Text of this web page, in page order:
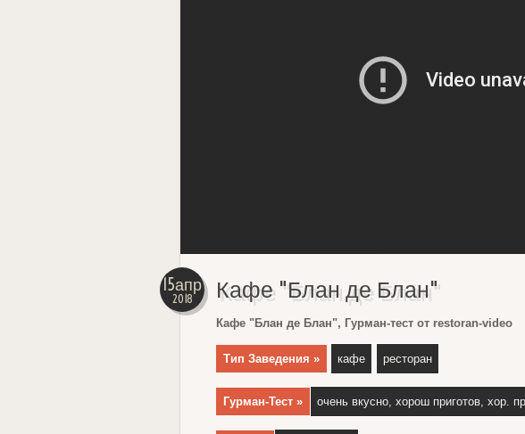
15апр
2018 Кафе "Блан де Блан"
Кафе "Блан де Блан", Гурман-тест от restoran-video
Тип Заведения » кафе ресторан
Гурман-Тест » очень вкусно, хорош приготов, хор.